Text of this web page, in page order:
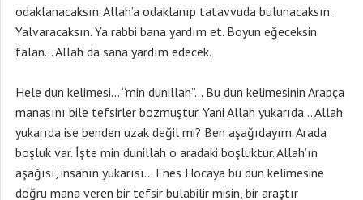
odaklanacaksın. Allah’a odaklanıp tatavvuda bulunacaksın.
Yalvaracaksın. Ya rabbi bana yardım et. Boyun eğeceksin
falan… Allah da sana yardım edecek.
Hele dun kelimesi… “min dunillah”… Bu dun kelimesinin Arapça
manasını bile tefsirler bozmuştur. Yani Allah yukarıda… Allah
yukarıda ise benden uzak değil mi? Ben aşağıdayım. Arada
boşluk var. İşte min dunillah o aradaki boşluktur. Allah’ın
aşağısı, insanın yukarısı… Enes Hocaya bu dun kelimesine
doğru mana veren bir tefsir bulabilir misin, bir araştır